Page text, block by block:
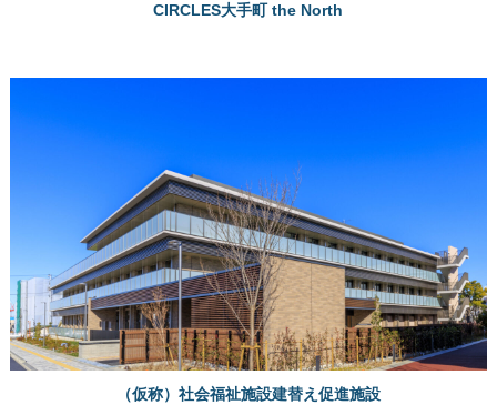
CIRCLES大手町 the North
（仮称）社会福祉施設建替え促進施設